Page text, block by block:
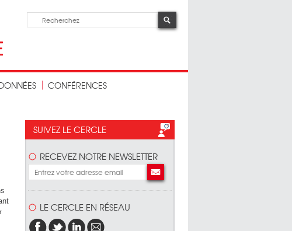
CONFÉRENCES
SUIVEZ LE CERCLE
RECEVEZ NOTRE NEWSLETTER
LE CERCLE EN RÉSEAU